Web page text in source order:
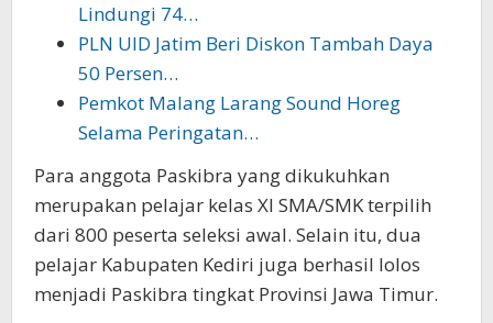
Lindungi 74…
PLN UID Jatim Beri Diskon Tambah Daya
50 Persen…
Pemkot Malang Larang Sound Horeg
Selama Peringatan…
Para anggota Paskibra yang dikukuhkan
merupakan pelajar kelas XI SMA/SMK terpilih
dari 800 peserta seleksi awal. Selain itu, dua
pelajar Kabupaten Kediri juga berhasil lolos
menjadi Paskibra tingkat Provinsi Jawa Timur.